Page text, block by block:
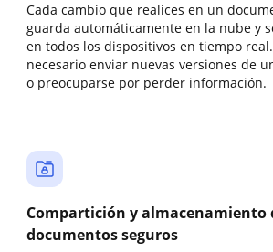
Cada cambio que realices en un
guarda automáticamente en la nube y
en todos los dispositivos en tiempo
necesario enviar nuevas versiones de
o preocuparse por perder información.
Compartición y almacenamiento
documentos seguros